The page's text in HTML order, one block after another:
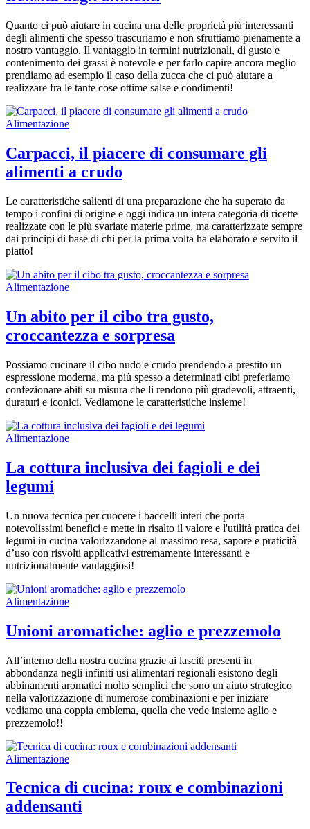
Quanto ci può aiutare in cucina una delle proprietà più interessanti
degli alimenti che spesso trascuriamo e non sfruttiamo pienamente a
nostro vantaggio. Il vantaggio in termini nutrizionali, di gusto e
contenimento dei grassi è notevole e per farlo capire ancora meglio
prendiamo ad esempio il caso della zucca che ci può aiutare a
realizzare fra le tante cose ottime salse e condimenti!
Alimentazione
Carpacci, il piacere di consumare gli
alimenti a crudo
Le caratteristiche salienti di una preparazione che ha superato da
tempo i confini di origine e oggi indica un intera categoria di ricette
realizzate con le più svariate materie prime, ma caratterizzate sempre
dai principi di base di chi per la prima volta ha elaborato e servito il
piatto!
Alimentazione
Un abito per il cibo tra gusto,
croccantezza e sorpresa
Possiamo cucinare il cibo nudo e crudo prendendo a prestito un
espressione moderna, ma più spesso a determinati cibi preferiamo
confezionare abiti su misura che li rendono più gradevoli, attraenti,
duraturi e iconici. Vediamone le caratteristiche insieme!
Alimentazione
La cottura inclusiva dei fagioli e dei
legumi
Un nuova tecnica per cuocere i baccelli interi che porta
notevolissimi benefici e mette in risalto il valore e l'utilità pratica dei
legumi in cucina valorizzandone al massimo resa, sapore e praticità
d’uso con risvolti applicativi estremamente interessanti e
nutrizionalmente vantaggiosi!
Alimentazione
Unioni aromatiche: aglio e prezzemolo
All’interno della nostra cucina grazie ai lasciti presenti in
abbondanza negli infiniti usi alimentari regionali esistono degli
abbinamenti aromatici molto semplici che sono un aiuto strategico
nella valorizzazione di numerose combinazioni e per iniziare
vediamo una coppia emblema, quella che vede insieme aglio e
prezzemolo!!
Alimentazione
Tecnica di cucina: roux e combinazioni
addensanti